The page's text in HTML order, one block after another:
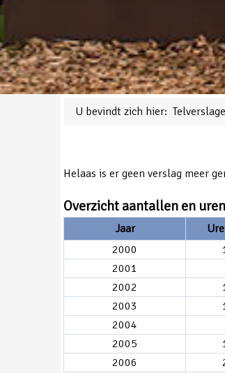
U bevindt zich hier:
Helaas is er geen verslag meer
Overzicht aantallen en
Jaar
2000
2001
2002
2003
2004
2005
2006